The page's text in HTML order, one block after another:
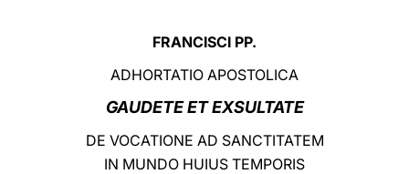
FRANCISCI PP.
ADHORTATIO APOSTOLICA
GAUDETE ET EXSULTATE
DE VOCATIONE AD SANCTITATEM
IN MUNDO HUIUS TEMPORIS